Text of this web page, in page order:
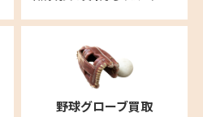
野球グローブ買取